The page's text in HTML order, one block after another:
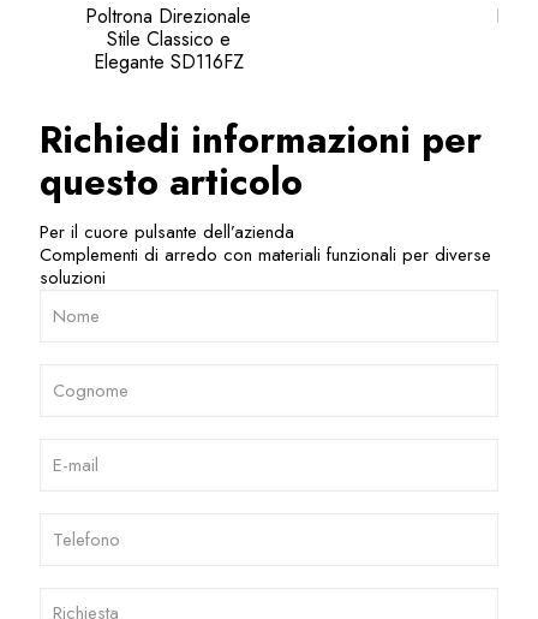
Poltrona Direzionale
Stile Classico e
Elegante SD116FZ
Richiedi informazioni per
questo articolo
Per il cuore pulsante dell’azienda
Complementi di arredo con materiali funzionali per diverse
soluzioni